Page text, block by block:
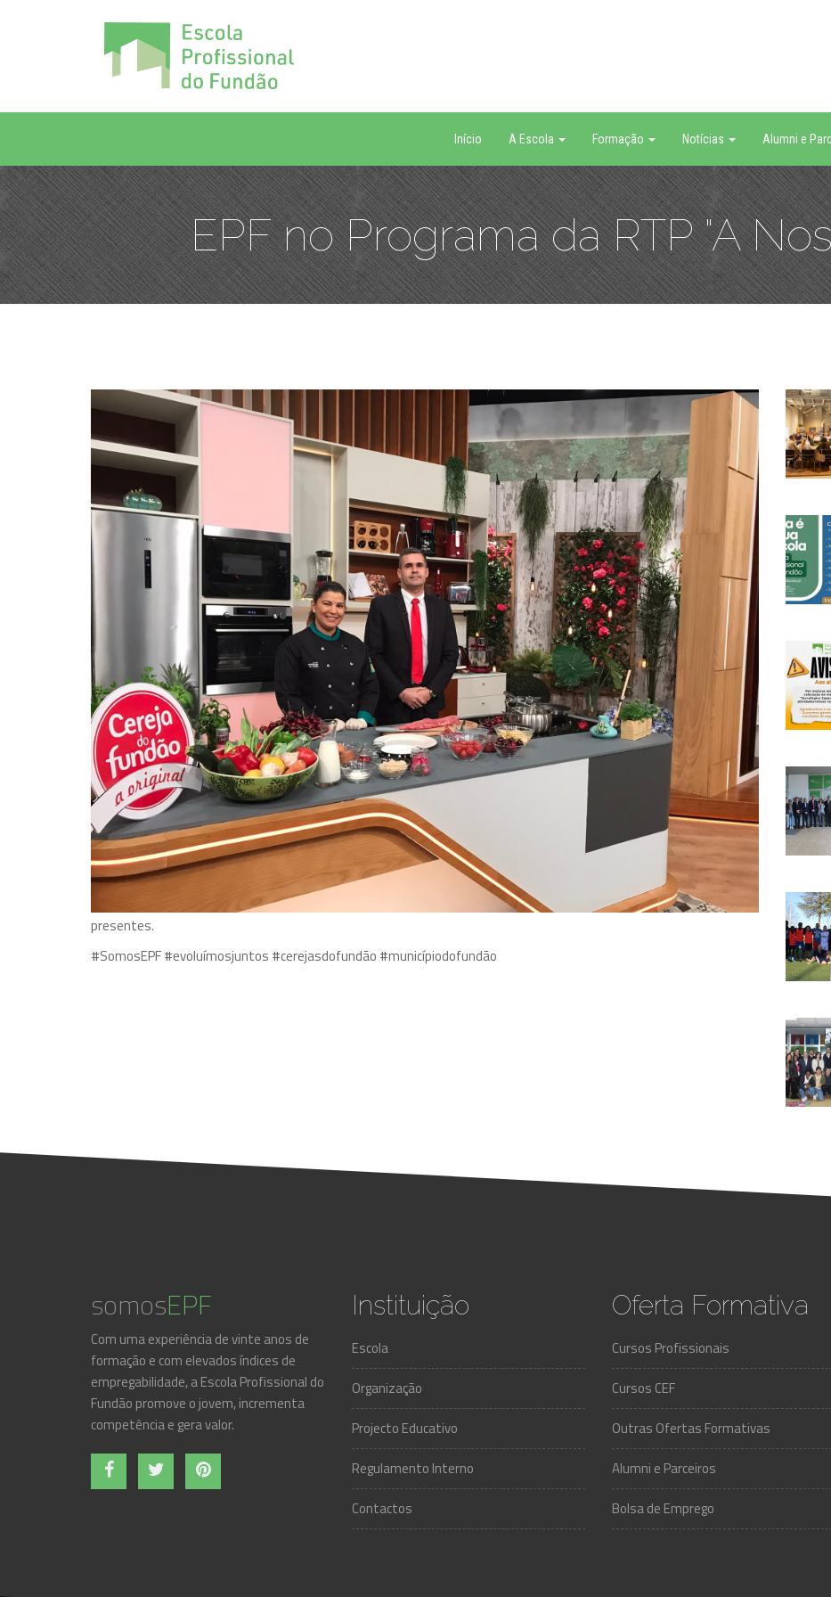
Início A Escola Formação Notícias Alumni e
EPF no Programa da RTP "A
A Escola Profissional do Fundão marcou forte presença no programa da RTP1 a Nossa Tarde de Tânia Ribas de
Oliveira. Os nossos professores Lídia Figueira e José Graça mostraram como as melhores Cerejas de Portugal, as
doces, grandes e belas cerejas do Fundão são ingrediente de excelência em cocktails, pratos principais e sobremesas.
Obrigado ao programa pelo convite e um grande bem-haja ao Município do Fundão pela oportunidade de estar
presentes.
#SomosEPF #evoluímosjuntos #cerejasdofundão #municípiodofundão
somosEPF
Com uma experiência de vinte anos de
formação e com elevados índices de
empregabilidade, a Escola Profissional do
Fundão promove o jovem, incrementa
competência e gera valor.
Instituição
Escola
Organização
Projecto Educativo
Regulamento Interno
Contactos
Oferta Formativa
Cursos Profissionais
Cursos CEF
Outras Ofertas Formativas
Alumni e Parceiros
Bolsa de Emprego